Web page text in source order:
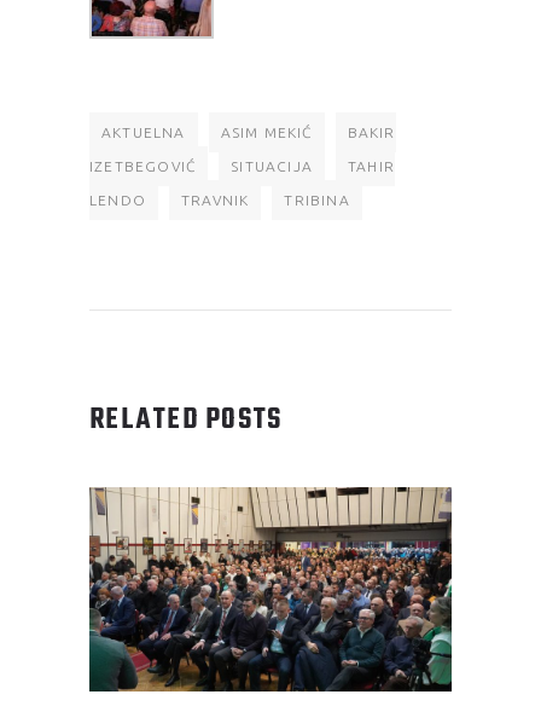
AKTUELNA ASIM MEKIĆ BAKIR
IZETBEGOVIĆ SITUACIJA TAHIR
LENDO TRAVNIK TRIBINA
RELATED POSTS